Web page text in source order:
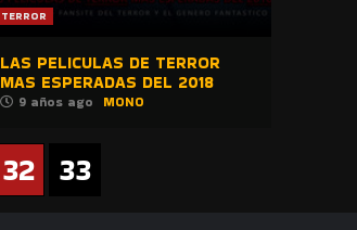
TERROR
LAS PELICULAS DE TERROR
MAS ESPERADAS DEL 2018
9 años ago MONO
32 33